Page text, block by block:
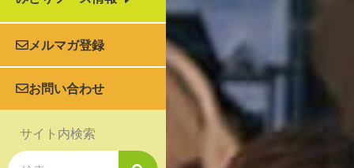
メルマガ登録
お問い合わせ
サイト内検索
検